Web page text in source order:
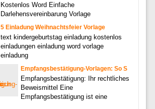
Kostenlos Word Einfache
Darlehensvereinbarung Vorlage
5 Einladung Weihnachtsfeier Vorlage
text kindergeburtstag einladung kostenlos
einladungen einladung word vorlage
einladung
Empfangsbestätigung-Vorlagen: So S
Empfangsbestätigung: Ihr rechtliches
Beweismittel Eine
Empfangsbestätigung ist eine